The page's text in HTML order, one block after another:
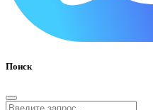
Поиск